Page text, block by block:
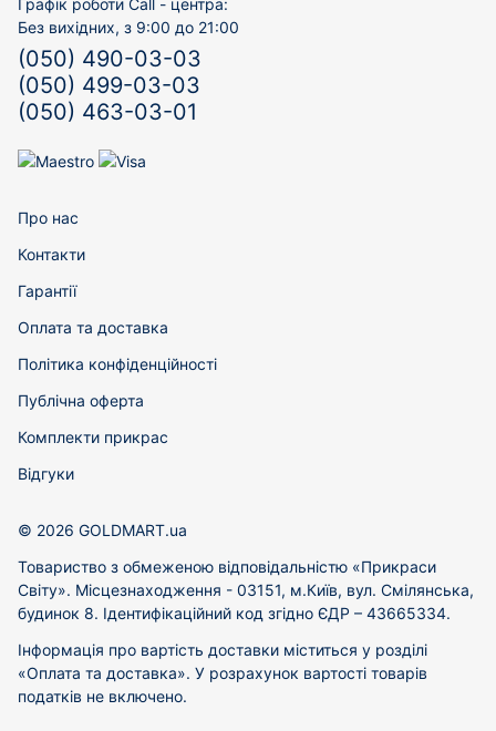
Графік роботи Call - центра:
Без вихідних, з 9:00 до 21:00
(050) 490-03-03
(050) 499-03-03
(050) 463-03-01
Про нас
Контакти
Гарантії
Оплата та доставка
Політика конфіденційності
Публічна оферта
Комплекти прикрас
Відгуки
© 2026 GOLDMART.ua
Товариство з обмеженою відповідальністю «Прикраси
Світу». Місцезнаходження - 03151, м.Київ, вул. Смілянська,
будинок 8. Ідентифікаційний код згідно ЄДР – 43665334.
Інформація про вартість доставки міститься у розділі
«Оплата та доставка». У розрахунок вартості товарів
податків не включено.